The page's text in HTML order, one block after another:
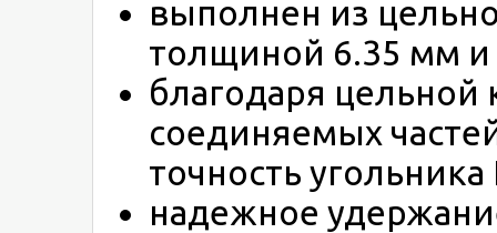
выполнен из
толщиной 6.35 мм и
благодаря
соединяемых
точность
надежное